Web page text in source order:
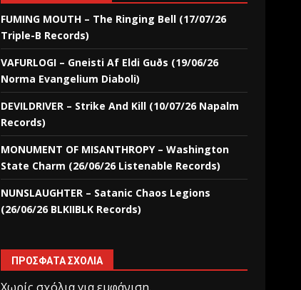
FUMING MOUTH – The Ringing Bell (17/07/26
Triple-B Records)
VAFURLOGI – Gneisti Af Eldi Guðs (19/06/26
Norma Evangelium Diaboli)
DEVILDRIVER – Strike And Kill (10/07/26 Napalm
Records)
MONUMENT OF MISANTHROPY – Washington
State Charm (26/06/26 Listenable Records)
NUNSLAUGHTER – Satanic Chaos Legions
(26/06/26 BLKIIBLK Records)
ΠΡΌΣΦΑΤΑ ΣΧΌΛΙΑ